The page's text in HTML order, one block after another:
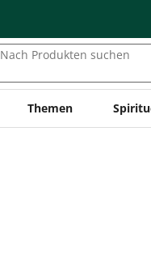
Nach Produkten suchen
Themen